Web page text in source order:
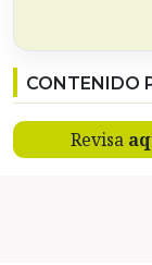
CONTENIDO
Revisa